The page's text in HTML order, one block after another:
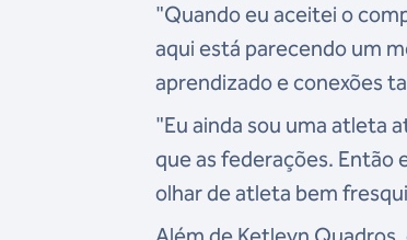
"Quando eu aceitei o
aqui está parecendo um
aprendizado e conexões
"Eu ainda sou uma atleta
que as federações.
olhar de atleta bem